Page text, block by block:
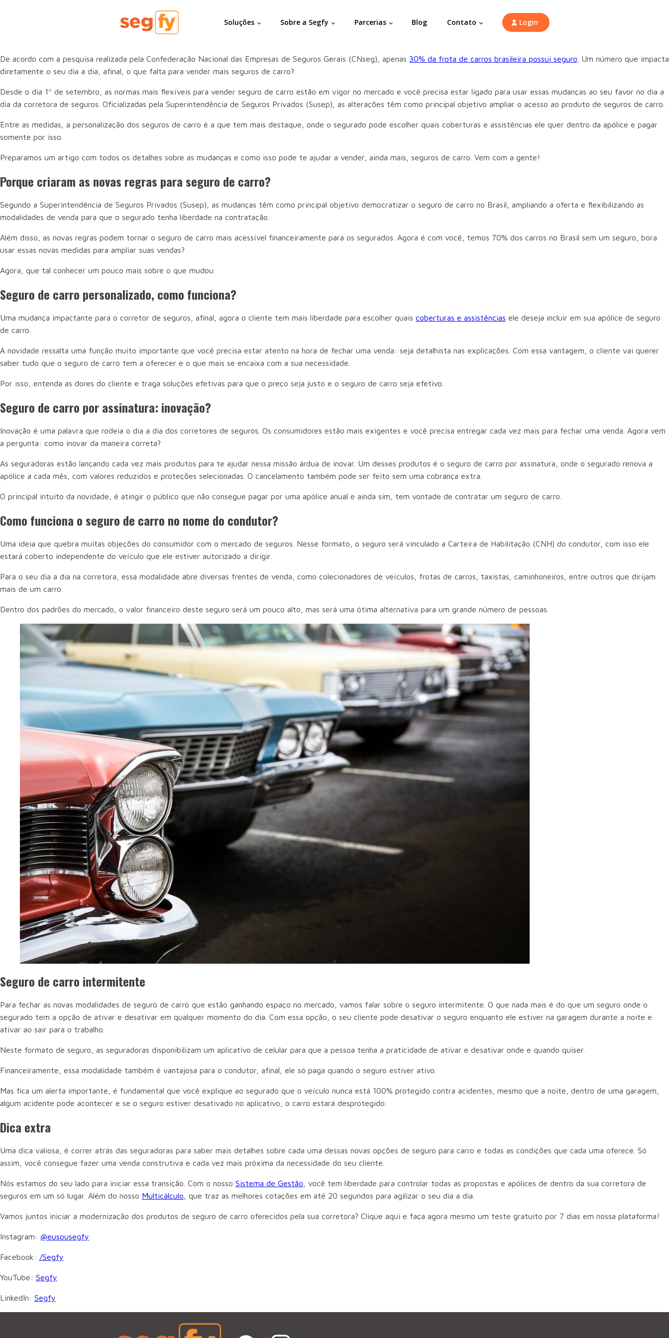
Soluções Sobre a Segfy Parcerias Blog Contato Login
De acordo com a pesquisa realizada pela Confederação Nacional das Empresas de Seguros Gerais (CNseg), apenas 30% da frota de carros brasileira possui seguro . Um número que impacta
diretamente o seu dia a dia, afinal, o que falta para vender mais seguros de carro?
Desde o dia 1º de setembro, as normas mais flexíveis para vender seguro de carro estão em vigor no mercado e você precisa estar ligado para usar essas mudanças ao seu favor no dia a
dia da corretora de seguros. Oficializadas pela Superintendência de Seguros Privados (Susep), as alterações têm como principal objetivo ampliar o acesso ao produto de seguros de carro.
Entre as medidas, a personalização dos seguros de carro é a que tem mais destaque, onde o segurado pode escolher quais coberturas e assistências ele quer dentro da apólice e pagar
somente por isso.
Preparamos um artigo com todos os detalhes sobre as mudanças e como isso pode te ajudar a vender, ainda mais, seguros de carro. Vem com a gente!
Porque criaram as novas regras para seguro de carro?
Segundo a Superintendência de Seguros Privados (Susep), as mudanças têm como principal objetivo democratizar o seguro de carro no Brasil, ampliando a oferta e flexibilizando as
modalidades de venda para que o segurado tenha liberdade na contratação.
Além disso, as novas regras podem tornar o seguro de carro mais acessível financeiramente para os segurados. Agora é com você, temos 70% dos carros no Brasil sem um seguro, bora
usar essas novas medidas para ampliar suas vendas?
Agora, que tal conhecer um pouco mais sobre o que mudou.
Seguro de carro personalizado, como funciona?
Uma mudança impactante para o corretor de seguros, afinal, agora o cliente tem mais liberdade para escolher quais coberturas e assistências ele deseja incluir em sua apólice de seguro
de carro.
A novidade ressalta uma função muito importante que você precisa estar atento na hora de fechar uma venda: seja detalhista nas explicações. Com essa vantagem, o cliente vai querer
saber tudo que o seguro de carro tem a oferecer e o que mais se encaixa com a sua necessidade.
Por isso, entenda as dores do cliente e traga soluções efetivas para que o preço seja justo e o seguro de carro seja efetivo.
Seguro de carro por assinatura: inovação?
Inovação é uma palavra que rodeia o dia a dia dos corretores de seguros. Os consumidores estão mais exigentes e você precisa entregar cada vez mais para fechar uma venda. Agora vem
a pergunta: como inovar da maneira correta?
As seguradoras estão lançando cada vez mais produtos para te ajudar nessa missão árdua de inovar. Um desses produtos é o seguro de carro por assinatura, onde o segurado renova a
apólice a cada mês, com valores reduzidos e proteções selecionadas. O cancelamento também pode ser feito sem uma cobrança extra.
O principal intuito da novidade, é atingir o público que não consegue pagar por uma apólice anual e ainda sim, tem vontade de contratar um seguro de carro.
Como funciona o seguro de carro no nome do condutor?
Uma ideia que quebra muitas objeções do consumidor com o mercado de seguros. Nesse formato, o seguro será vinculado a Carteira de Habilitação (CNH) do condutor, com isso ele
estará coberto independente do veículo que ele estiver autorizado a dirigir.
Para o seu dia a dia na corretora, essa modalidade abre diversas frentes de venda, como colecionadores de veículos, frotas de carros, taxistas, caminhoneiros, entre outros que dirijam
mais de um carro.
Dentro dos padrões do mercado, o valor financeiro deste seguro será um pouco alto, mas será uma ótima alternativa para um grande número de pessoas.
Seguro de carro intermitente
Para fechar as novas modalidades de seguro de carro que estão ganhando espaço no mercado, vamos falar sobre o seguro intermitente. O que nada mais é do que um seguro onde o
segurado tem a opção de ativar e desativar em qualquer momento do dia. Com essa opção, o seu cliente pode desativar o seguro enquanto ele estiver na garagem durante a noite e
ativar ao sair para o trabalho.
Neste formato de seguro, as seguradoras disponibilizam um aplicativo de celular para que a pessoa tenha a praticidade de ativar e desativar onde e quando quiser.
Financeiramente, essa modalidade também é vantajosa para o condutor, afinal, ele só paga quando o seguro estiver ativo.
Mas fica um alerta importante, é fundamental que você explique ao segurado que o veículo nunca está 100% protegido contra acidentes, mesmo que a noite, dentro de uma garagem,
algum acidente pode acontecer e se o seguro estiver desativado no aplicativo, o carro estará desprotegido.
Dica extra
Uma dica valiosa, é correr atrás das seguradoras para saber mais detalhes sobre cada uma dessas novas opções de seguro para carro e todas as condições que cada uma oferece. Só
assim, você consegue fazer uma venda construtiva e cada vez mais próxima da necessidade do seu cliente.
Nós estamos do seu lado para iniciar essa transição. Com o nosso Sistema de Gestão , você tem liberdade para controlar todas as propostas e apólices de dentro da sua corretora de
seguros em um só lugar. Além do nosso Multicálculo , que traz as melhores cotações em até 20 segundos para agilizar o seu dia a dia.
Vamos juntos iniciar a modernização dos produtos de seguro de carro oferecidos pela sua corretora? Clique aqui e faça agora mesmo um teste gratuito por 7 dias em nossa plataforma!
Instagram: @eusousegfy
Facebook: /Segfy
YouTube: Segfy
LinkedIn: Segfy